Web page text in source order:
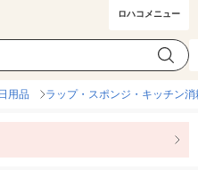
ロハコメニュー
用品 ラップ・スポンジ・キッチン消